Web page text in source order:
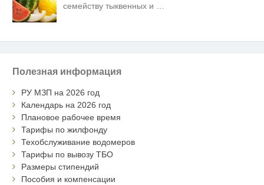
семейству тыквенных и …
Полезная информация
РУ МЗП на 2026 год
Календарь на 2026 год
Плановое рабочее время
Тарифы по жилфонду
Техобслуживание водомеров
Тарифы по вывозу ТБО
Размеры стипендий
Пособия и компенсации